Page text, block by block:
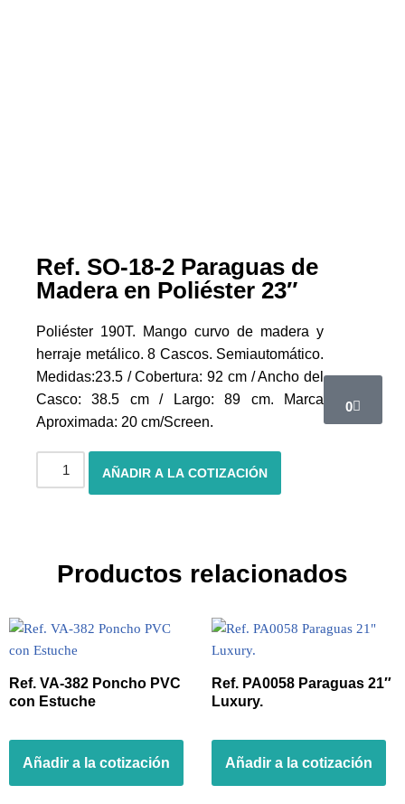
0
Ref. SO-18-2 Paraguas de
Madera en Poliéster 23″
Poliéster 190T. Mango curvo de madera y
herraje metálico. 8 Cascos. Semiautomático.
Medidas:23.5 / Cobertura: 92 cm / Ancho del
Casco: 38.5 cm / Largo: 89 cm. Marca
Aproximada: 20 cm/Screen.
AÑADIR A LA COTIZACIÓN
Productos relacionados
Ref. VA-382 Poncho PVC
con Estuche
Añadir a la cotización
Ref. PA0058 Paraguas 21″
Luxury.
Añadir a la cotización